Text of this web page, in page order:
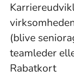
(blive
teamleder
Rabatkort